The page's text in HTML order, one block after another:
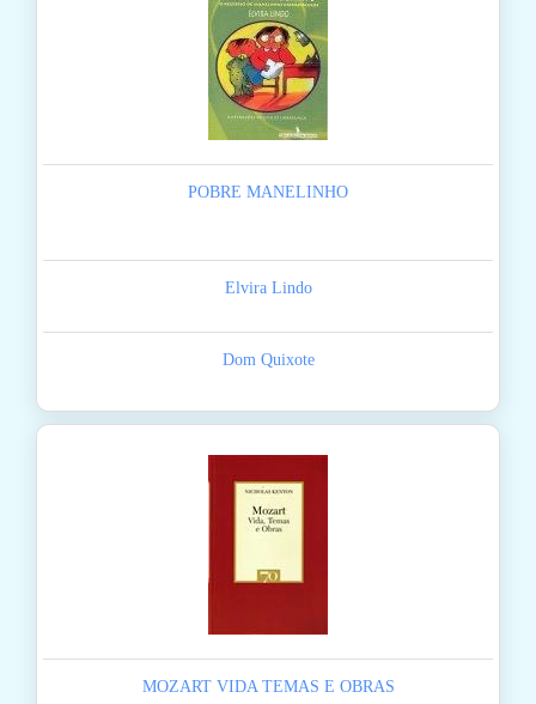
POBRE MANELINHO
Elvira Lindo
Dom Quixote
MOZART VIDA TEMAS E OBRAS